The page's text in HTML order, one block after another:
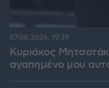
Κυριάκος
αγαπημένο μου
07.08.2026, 19:39